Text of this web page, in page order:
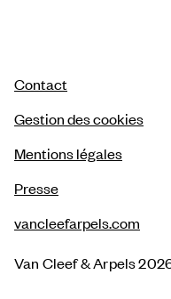
Contact
Gestion des cookies
Mentions légales
Presse
vancleefarpels.com
Van Cleef & Arpels